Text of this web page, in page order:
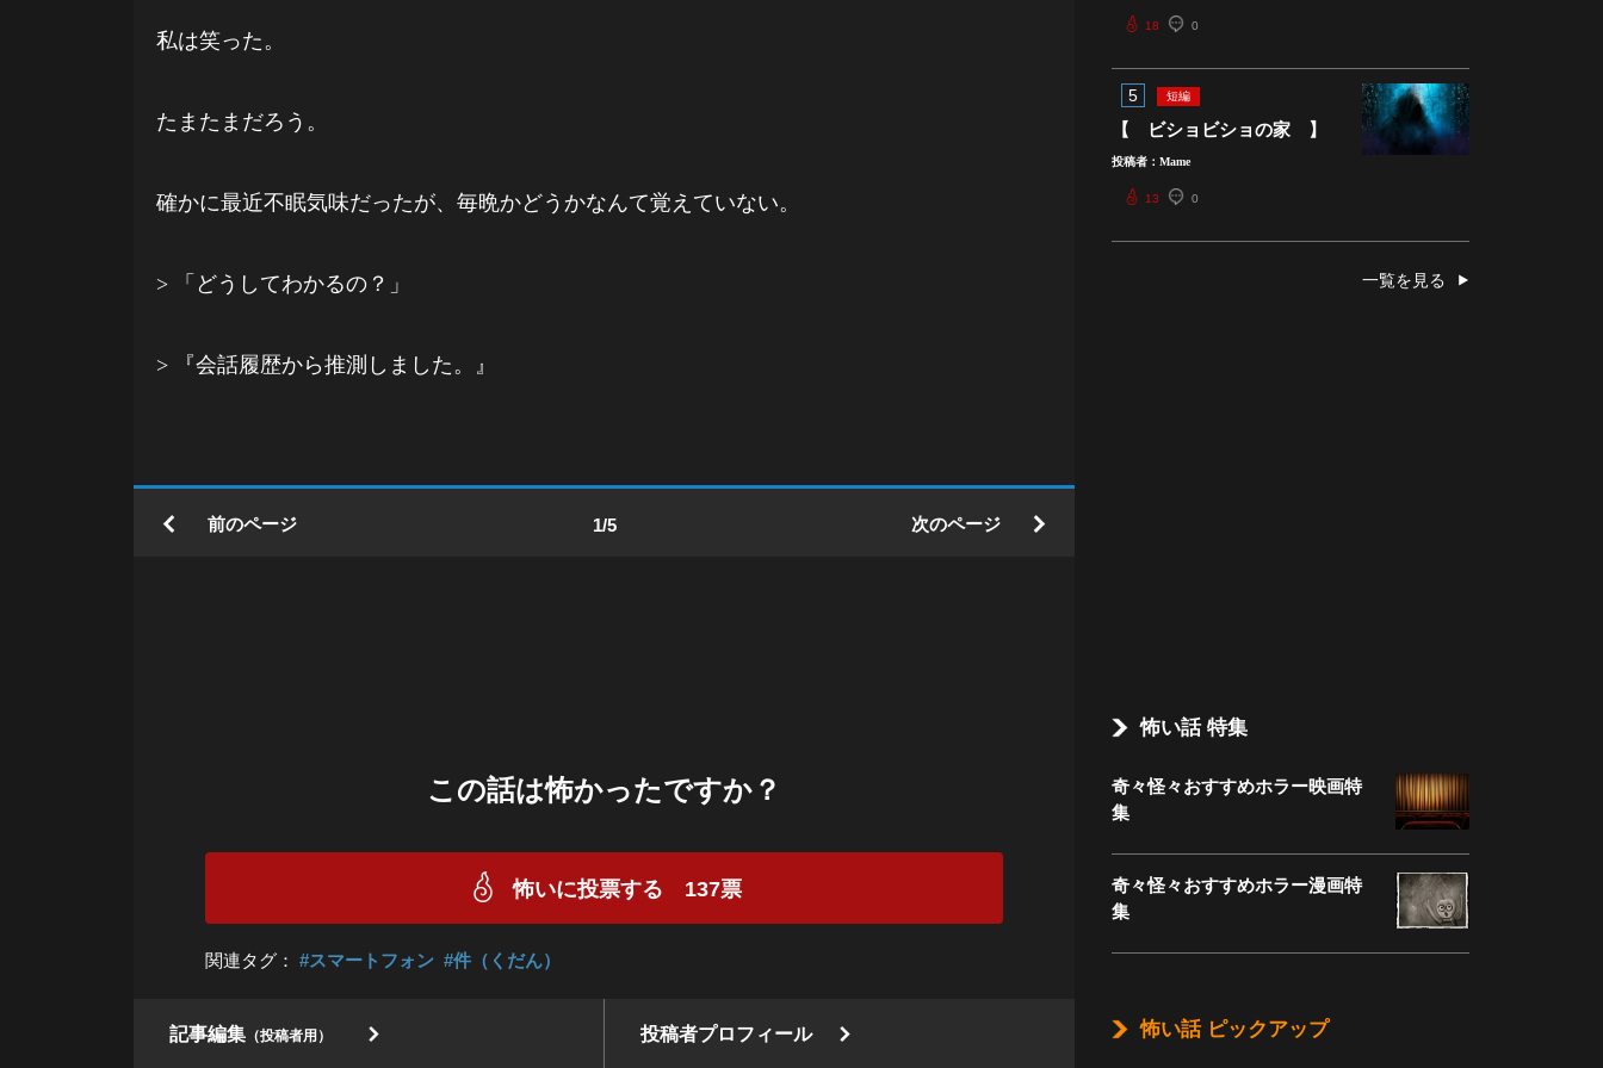
18 0
5 短編
【 ビショビショの家 】
投稿者：Mame
13 0
一覧を見る
怖い話 特集
奇々怪々おすすめホラー映画特
集
奇々怪々おすすめホラー漫画特
集
怖い話 ピックアップ
私は笑った。
たまたまだろう。
確かに最近不眠気味だったが、毎晩かどうかなんて覚えていない。
> 「どうしてわかるの？」
> 『会話履歴から推測しました。』
前のページ 次のページ
1/5
この話は怖かったですか？
怖いに投票する 137票
関連タグ： #スマートフォン #件（くだん）
記事編集 （投稿者用） 投稿者プロフィール